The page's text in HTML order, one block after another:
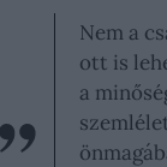
Nem a
ott is
a